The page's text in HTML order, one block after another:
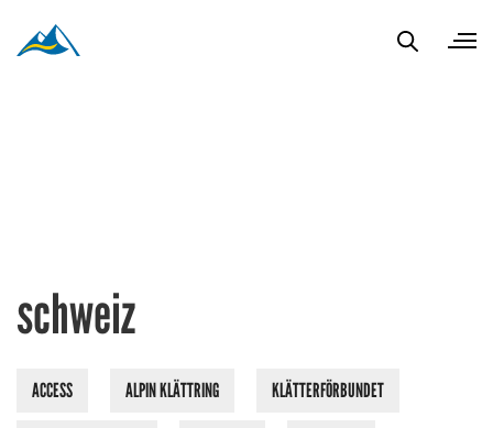
schweiz
ACCESS ALPIN KLÄTTRING KLÄTTERFÖRBUNDET